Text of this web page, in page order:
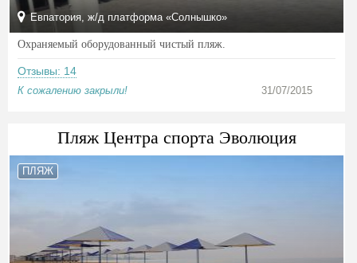
Евпатория, ж/д платформа «Солнышко»
Охраняемый оборудованный чистый пляж.
Отзывы: 14
К сожалению закрыли! 31/07/2015
Пляж Центра спорта Эволюция
ПЛЯЖ